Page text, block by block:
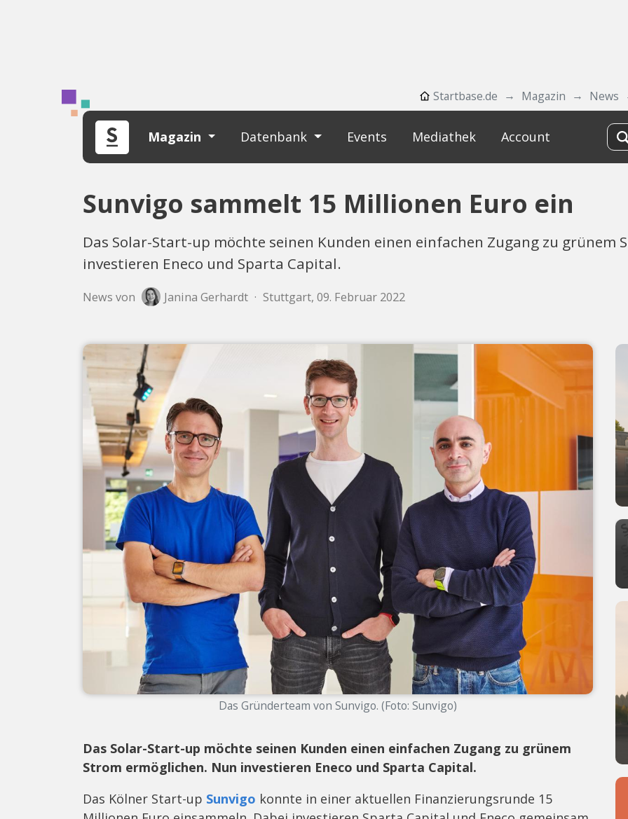
Startbase.de Magazin News
Magazin Datenbank Events Mediathek Account
Sunvigo sammelt 15 Millionen Euro ein
Das Solar-Start-up möchte seinen Kunden einen einfachen Zugang zu grünem
investieren Eneco und Sparta Capital.
News von Janina Gerhardt · Stuttgart, 09. Februar 2022
Das Gründerteam von Sunvigo. (Foto: Sunvigo)
Das Solar-Start-up möchte seinen Kunden einen einfachen Zugang zu grünem
Strom ermöglichen. Nun investieren Eneco und Sparta Capital.
Das Kölner Start-up Sunvigo konnte in einer aktuellen Finanzierungsrunde 15